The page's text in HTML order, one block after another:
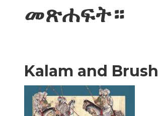
መጽሐፍት።
Kalam and Brush